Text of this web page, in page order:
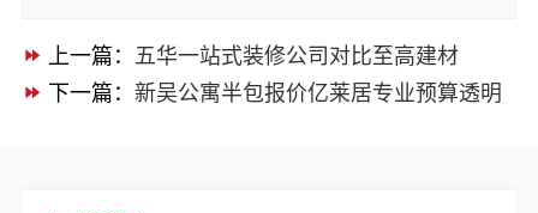
上一篇：
五华一站式装修公司对比至高建材
下一篇： 新吴公寓半包报价亿莱居专业预算透明